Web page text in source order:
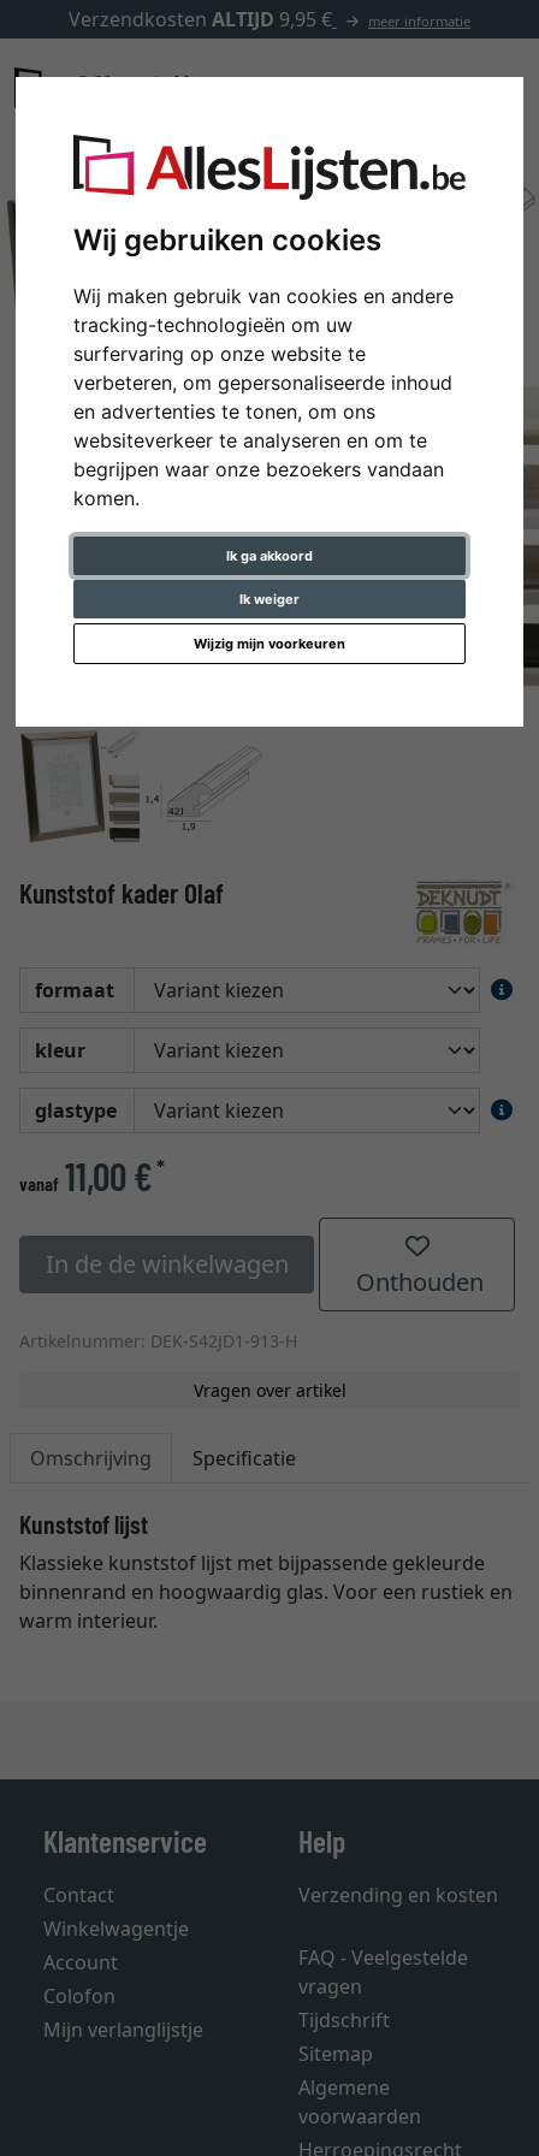
Wij gebruiken cookies
Wij maken gebruik van cookies en andere
tracking-technologieën om uw
surfervaring op onze website te
verbeteren, om gepersonaliseerde inhoud
en advertenties te tonen, om ons
websiteverkeer te analyseren en om te
begrijpen waar onze bezoekers vandaan
komen.
Ik ga akkoord
Ik weiger
Wijzig mijn voorkeuren
Verzendkosten ALTIJD 9,95 € meer informatie
Terug
Kunststof kader Olaf
formaat
kleur
glastype
vanaf 11,00 €*
In de de winkelwagen
Onthouden
Artikelnummer: DEK-S42JD1-913-H
Vragen over artikel
Omschrijving Specificatie
Kunststof lijst
Klassieke kunststof lijst met bijpassende gekleurde
binnenrand en hoogwaardig glas. Voor een rustiek en
warm interieur.
Klantenservice
Contact
Winkelwagentje
Account
Colofon
Mijn verlanglijstje
Help
Verzending en kosten
FAQ - Veelgestelde
vragen
Tijdschrift
Sitemap
Algemene
voorwaarden
Herroepingsrecht